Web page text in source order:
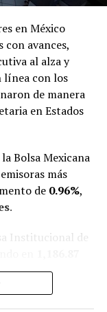
a 200%, con un
extenderá hasta
bolsas de
caso la tasa
Hacienda, el
la muerte demás
impuestos
en México
con avances,
al alza y
línea con los
de manera
en Estados
Bolsa Mexicana
más
de 0.96%,
.
Institucional de